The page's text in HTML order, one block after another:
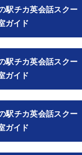
）
駅チカ英会話スクー
ガイド
駅チカ英会話スクー
ガイド
駅チカ英会話スクー
ガイド